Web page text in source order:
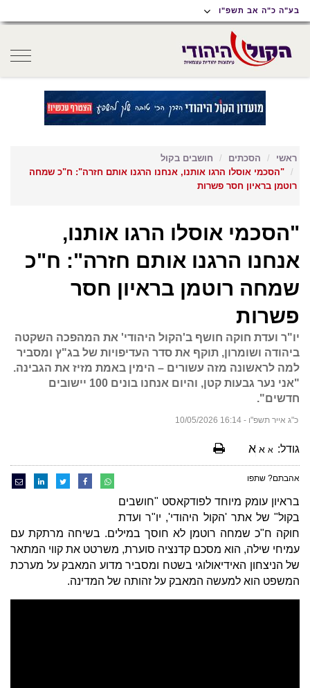
תפריט
נגישות
תפריט
ראשי
תוכן
ראשי
בע"ה כ"ה אב תשפ"ו
ראשי הסכתים
חושבים בקול
"הסכמי אוסלו הרגו אותנו, אנחנו הרגנו אותם חזרה": ח"כ שמחה
רוטמן בראיון חסר פשרות
"הסכמי אוסלו הרגו אותנו,
אנחנו הרגנו אותם חזרה": ח"כ
שמחה רוטמן בראיון חסר
פשרות
יו"ר ועדת חוקה חושף ב'הקול היהודי' את המהפכה השקטה
ביהודה ושומרון, תוקף את סדר העדיפויות של בג"ץ ומסביר
למה לראשונה מזה עשורים – הימין באמת מזיז את הגבינה.
"אני נער גבעות קטן, והיום אנחנו בונים 100 יישובים
חדשים".
כ"ג אייר תשפ"ו - 16:14 10/05/2026
גודל: א א א
אהבתם? שתפו
בראיון עומק מיוחד לפודקאסט "חושבים
בקול" של אתר 'הקול היהודי', יו"ר ועדת
חוקה ח"כ שמחה רוטמן לא חוסך במילים. בשיחה מרתקת עם
עמיחי שילה, הוא מסכם קדנציה סוערת, משרטט את קווי המתאר
של הניצחון האידיאולוגי בשטח ומסביר מדוע המאבק על מערכת
המשפט הוא למעשה המאבק על זהותה של המדינה.